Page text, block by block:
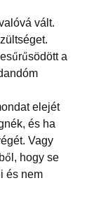
vált.
a
elejét
és ha
Vagy
hogy se
és nem